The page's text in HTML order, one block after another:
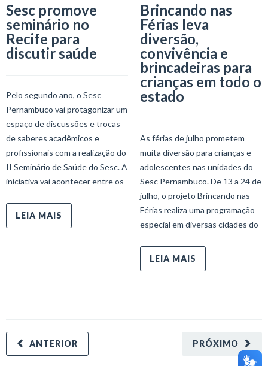
Sesc promove
seminário no
Recife para
discutir saúde
Pelo segundo ano, o Sesc
Pernambuco vai protagonizar um
espaço de discussões e trocas
de saberes acadêmicos e
profissionais com a realização do
II Seminário de Saúde do Sesc. A
iniciativa vai acontecer entre os
LEIA MAIS
Brincando nas
Férias leva
diversão,
convivência e
brincadeiras para
crianças em todo o
estado
As férias de julho prometem
muita diversão para crianças e
adolescentes nas unidades do
Sesc Pernambuco. De 13 a 24 de
julho, o projeto Brincando nas
Férias realiza uma programação
especial em diversas cidades do
LEIA MAIS
PRÓXIMO
ANTERIOR